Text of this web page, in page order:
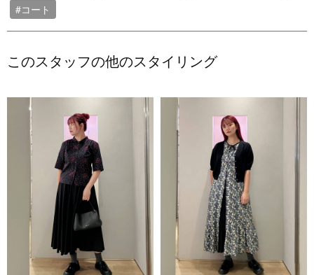
#コート
このスタッフの他のスタイリング